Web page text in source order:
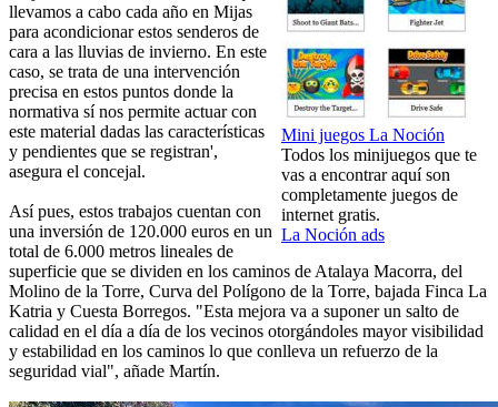
Mini juegos La Noción
Todos los minijuegos que te
vas a encontrar aquí son
completamente juegos de
internet gratis.
La Noción ads
llevamos a cabo cada año en Mijas
para acondicionar estos senderos de
cara a las lluvias de invierno. En este
caso, se trata de una intervención
precisa en estos puntos donde la
normativa sí nos permite actuar con
este material dadas las características
y pendientes que se registran',
asegura el concejal.
Así pues, estos trabajos cuentan con
una inversión de 120.000 euros en un
total de 6.000 metros lineales de
superficie que se dividen en los caminos de Atalaya Macorra, del
Molino de la Torre, Curva del Polígono de la Torre, bajada Finca La
Katria y Cuesta Borregos. "Esta mejora va a suponer un salto de
calidad en el día a día de los vecinos otorgándoles mayor visibilidad
y estabilidad en los caminos lo que conlleva un refuerzo de la
seguridad vial", añade Martín.